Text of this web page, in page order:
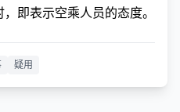
即表示空乘人员的态度。
疑用